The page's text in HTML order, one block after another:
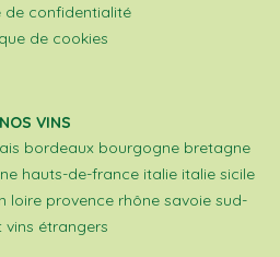
de confidentialité
de cookies
NOS VINS
bordeaux bourgogne bretagne
hauts-de-france italie italie sicile
loire provence rhône savoie sud-
vins étrangers